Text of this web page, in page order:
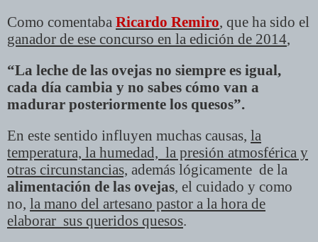
Como comentaba Ricardo Remiro, que ha sido el
ganador de ese concurso en la edición de 2014,
“La leche de las ovejas no siempre es igual,
cada día cambia y no sabes cómo van a
madurar posteriormente los quesos”.
En este sentido influyen muchas causas, la
temperatura, la humedad, la presión atmosférica y
otras circunstancias, además lógicamente de la
alimentación de las ovejas, el cuidado y como
no, la mano del artesano pastor a la hora de
elaborar sus queridos quesos.